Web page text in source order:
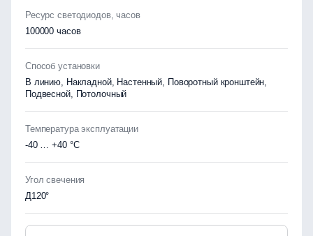
Ресурс светодиодов, часов
100000 часов
Способ установки
В линию, Накладной, Настенный, Поворотный кронштейн,
Подвесной, Потолочный
Температура эксплуатации
-40 … +40 °C
Угол свечения
Д120°